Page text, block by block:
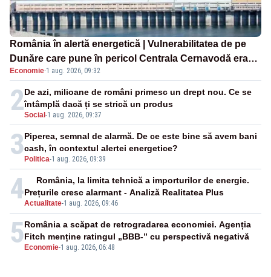
România în alertă energetică | Vulnerabilitatea de pe
Dunăre care pune în pericol Centrala Cernavodă era
cunoscută de pe vremea lui Ceaușescu
Economie·1 aug. 2026, 09:32
2Social -1 aug. 2026, 09:37
De azi, milioane de români primesc un drept nou. Ce se
întâmplă dacă ți se strică un produs
3 Politica-1 aug. 2026, 09:39
Piperea, semnal de alarmă. De ce este bine să avem bani
cash, în contextul alertei energetice?
4Actualitate-1 aug. 2026, 09:46
România, la limita tehnică a importurilor de energie.
Prețurile cresc alarmant - Analiză Realitatea Plus
5 Economie-1 aug. 2026, 06:48
România a scăpat de retrogradarea economiei. Agenția
Fitch menține ratingul „BBB-” cu perspectivă negativă